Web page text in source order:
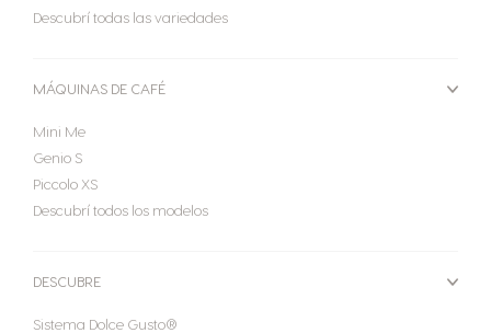
Descubrí todas las variedades
MÁQUINAS DE CAFÉ
Mini Me
Genio S
Piccolo XS
Descubrí todos los modelos
DESCUBRE
Sistema Dolce Gusto®